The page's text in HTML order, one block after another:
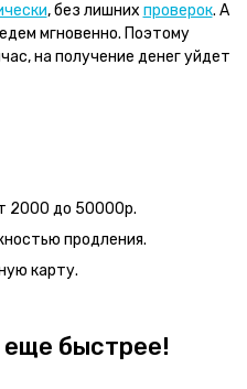
, без лишних проверок. А
мгновенно. Поэтому
на получение денег уйдет
2000 до 50000р.
продления.
карту.
еще быстрее!